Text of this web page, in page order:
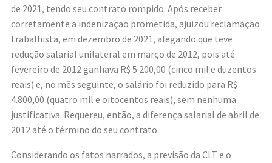
de 2021, tendo seu contrato rompido. Após receber
corretamente a indenização prometida, ajuizou reclamação
trabalhista, em dezembro de 2021, alegando que teve
redução salarial unilateral em março de 2012, pois até
fevereiro de 2012 ganhava R$ 5.200,00 (cinco mil e duzentos
reais) e, no mês seguinte, o salário foi reduzido para R$
4.800,00 (quatro mil e oitocentos reais), sem nenhuma
justificativa. Requereu, então, a diferença salarial de abril de
2012 até o término do seu contrato.
Considerando os fatos narrados, a previsão da CLT e o